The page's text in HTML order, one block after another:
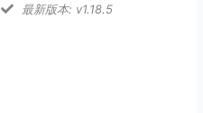
最新版本: v1.18.5